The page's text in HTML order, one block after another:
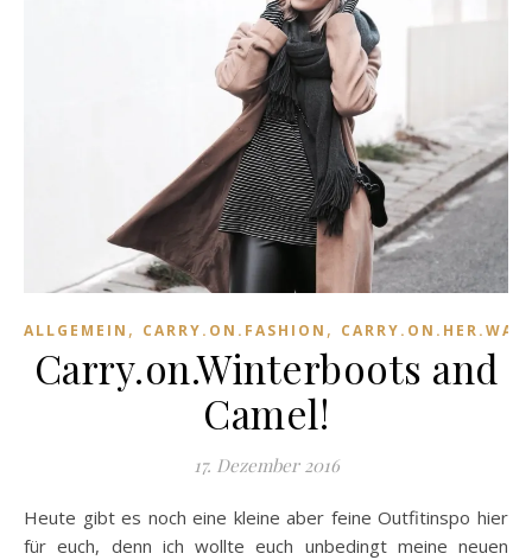
ALLGEMEIN , CARRY.ON.FASHION ,
Carry.on.Winterboots and
Camel!
17. Dezember 2016
Heute gibt es noch eine kleine aber feine Outfitinspo hier
für euch, denn ich wollte euch unbedingt meine neuen